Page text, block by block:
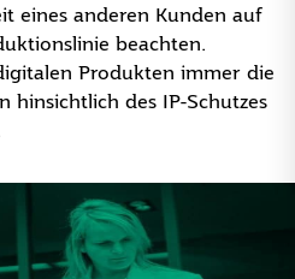
eines anderen Kunden auf
beachten.
Produkten immer die
hinsichtlich des IP-Schutzes